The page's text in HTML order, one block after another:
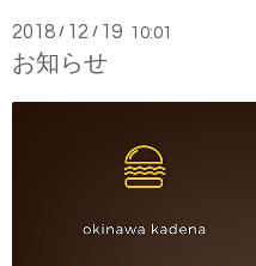
2018 / 12 / 19 10:01
お知らせ